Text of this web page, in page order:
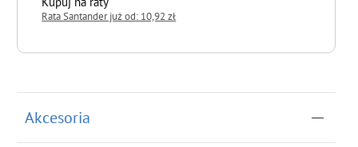
Rata Santander już od: 10,92 zł
Akcesoria